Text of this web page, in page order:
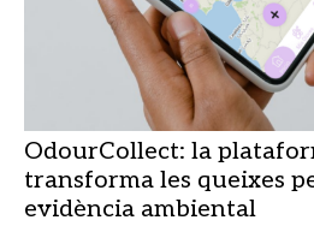
OdourCollect: la
transforma les queixes
evidència ambiental